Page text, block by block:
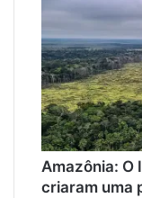
Amazônia: O
criaram uma